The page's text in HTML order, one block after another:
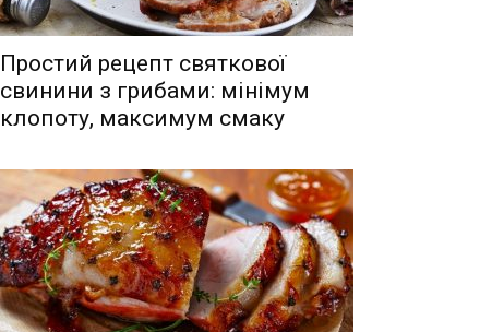
Простий рецепт святкової
свинини з грибами: мінімум
клопоту, максимум смаку